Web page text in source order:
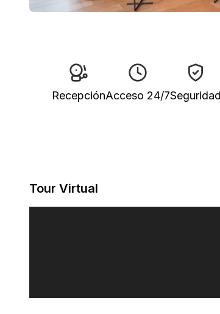
RecepciónAcceso 24/7Seguridad
Tour Virtual